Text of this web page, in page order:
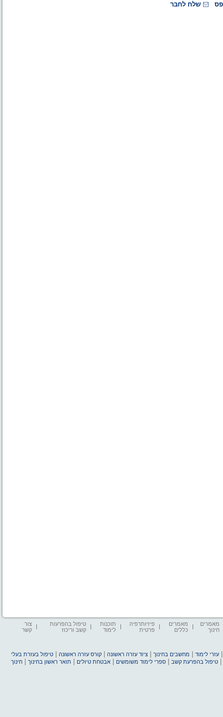
שלח לחבר
מאמרים
חינוך
מאמרים
כללים
פיזיותרפיה
פרטית
תוכנות
לימוד
טיפול בהפרעות
קשב וריכוז
צור
קשר
עזרי לימוד מחשבים בחינוך |ציוד עזרה ראשונה |קורס עזרה ראשונה |טיפול בעזרת בעלי
|טיפול בהפרעת קשב |ספרי לימוד משומשים |אבטחת טיולים תואר ראשון בחינוך |חינוך